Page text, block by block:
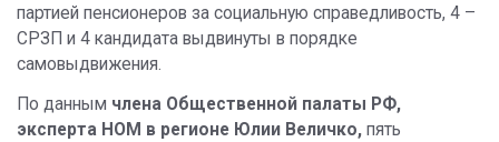
партией пенсионеров за социальную справедливость, 4 –
СРЗП и 4 кандидата выдвинуты в порядке
самовыдвижения.
По данным члена Общественной палаты РФ,
эксперта НОМ в регионе Юлии Величко, пять